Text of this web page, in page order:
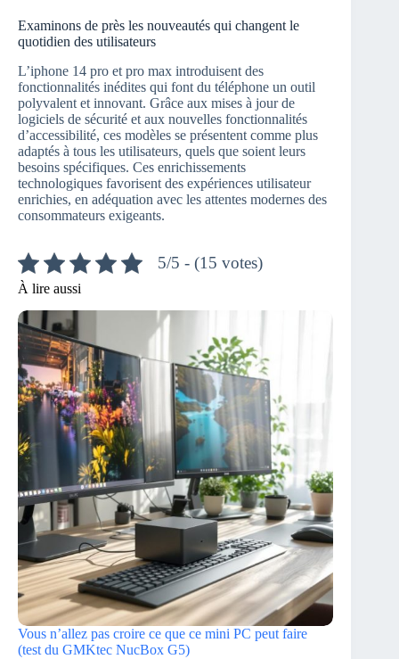
Examinons de près les nouveautés qui changent le
quotidien des utilisateurs
L’iphone 14 pro et pro max introduisent des
fonctionnalités inédites qui font du téléphone un outil
polyvalent et innovant. Grâce aux mises à jour de
logiciels de sécurité et aux nouvelles fonctionnalités
d’accessibilité, ces modèles se présentent comme plus
adaptés à tous les utilisateurs, quels que soient leurs
besoins spécifiques. Ces enrichissements
technologiques favorisent des expériences utilisateur
enrichies, en adéquation avec les attentes modernes des
consommateurs exigeants.
5/5 - (15 votes)
À lire aussi
Vous n’allez pas croire ce que ce mini PC peut faire
(test du GMKtec NucBox G5)